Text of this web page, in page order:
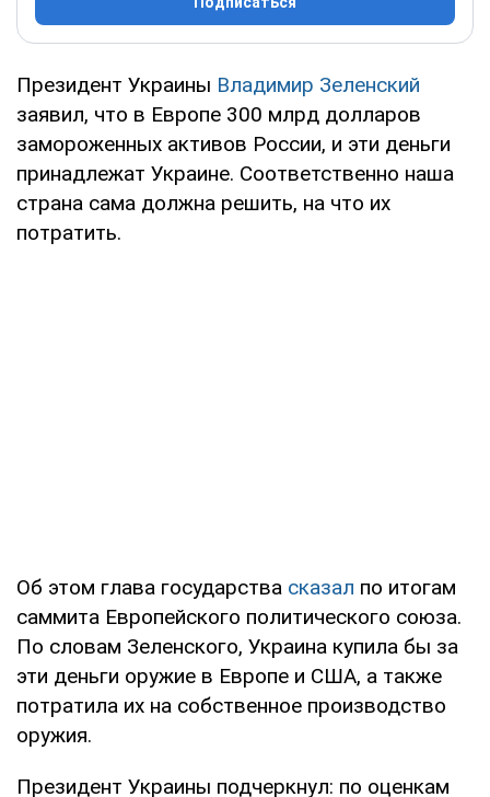
Президент Украины Владимир Зеленский
заявил, что в Европе 300 млрд долларов
замороженных активов России, и эти деньги
принадлежат Украине. Соответственно наша
страна сама должна решить, на что их
потратить.
Об этом глава государства сказал по итогам
саммита Европейского политического союза.
По словам Зеленского, Украина купила бы за
эти деньги оружие в Европе и США, а также
потратила их на собственное производство
оружия.
Президент Украины подчеркнул: по оценкам